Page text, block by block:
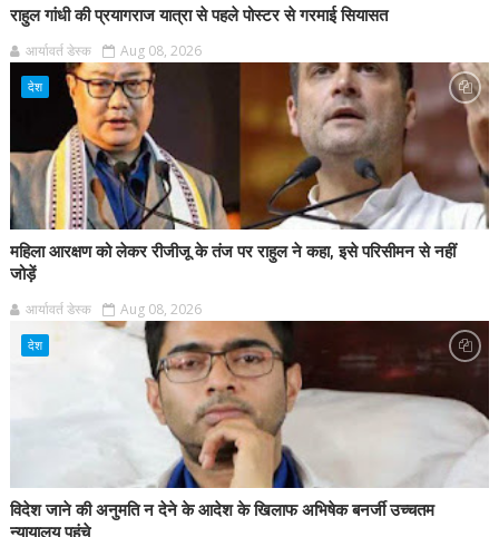
राहुल गांधी की प्रयागराज यात्रा से पहले पोस्टर से गरमाई सियासत
आर्यावर्त डेस्क Aug 08, 2026
देश
महिला आरक्षण को लेकर रीजीजू के तंज पर राहुल ने कहा, इसे परिसीमन से नहीं
जोड़ें
आर्यावर्त डेस्क Aug 08, 2026
देश
विदेश जाने की अनुमति न देने के आदेश के खिलाफ अभिषेक बनर्जी उच्चतम
न्यायालय पहुंचे